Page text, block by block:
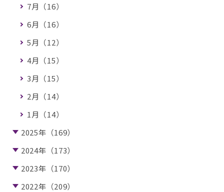
7月（16）
6月（16）
5月（12）
4月（15）
3月（15）
2月（14）
1月（14）
2025年（169）
2024年（173）
2023年（170）
2022年（209）